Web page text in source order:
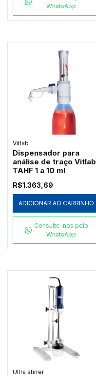
WhatsApp
Vitlab
Dispensador para
análise de traço Vitlab
TAHF 1 a 10 ml
R$1.363,69
ADICIONAR AO CARRINHO
Consulte-nos pelo
WhatsApp
Ultra stirrer